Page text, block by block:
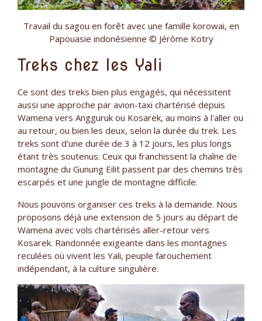
Travail du sagou en forêt avec une famille korowai, en
Papouasie indonésienne © Jérôme Kotry
Treks chez les Yali
Ce sont des treks bien plus engagés, qui nécessitent
aussi une approche par avion-taxi chartérisé depuis
Wamena vers Angguruk ou Kosarek, au moins à l'aller ou
au retour, ou bien les deux, selon la durée du trek. Les
treks sont d'une durée de 3 à 12 jours, les plus longs
étant très soutenus. Ceux qui franchissent la chaîne de
montagne du Gunung Eilit passent par des chemins très
escarpés et une jungle de montagne difficile.
Nous pouvons organiser ces treks à la demande. Nous
proposons déjà une extension de 5 jours au départ de
Wamena avec vols chartérisés aller-retour vers
Kosarek. Randonnée exigeante dans les montagnes
reculées où vivent les Yali, peuple farouchement
indépendant, à la culture singulière.